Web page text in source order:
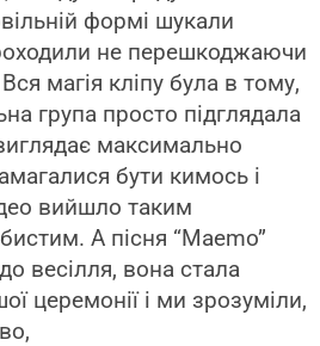
формі шукали
не перешкоджаючи
магія кліпу була в тому,
група просто підглядала
максимально
бути кимось і
вийшло таким
А пісня “Maemo”
весілля, вона стала
церемонії і ми зрозуміли,